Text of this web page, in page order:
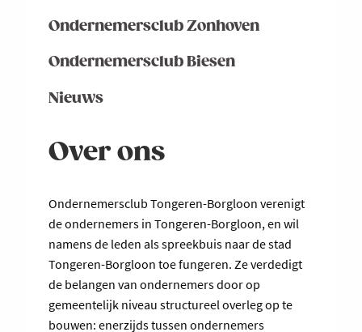
Ondernemersclub Zonhoven
Ondernemersclub Biesen
Nieuws
Over ons
Ondernemersclub Tongeren-Borgloon verenigt
de ondernemers in Tongeren-Borgloon, en wil
namens de leden als spreekbuis naar de stad
Tongeren-Borgloon toe fungeren. Ze verdedigt
de belangen van ondernemers door op
gemeentelijk niveau structureel overleg op te
bouwen: enerzijds tussen ondernemers